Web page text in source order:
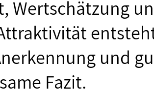
Wertschätzung
und
Fazit.